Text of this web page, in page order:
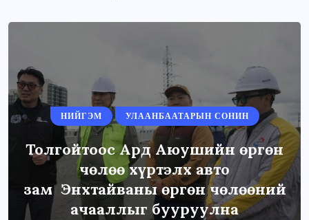
НИЙГЭМ УЛААНБААТАРЫН СОНИН
Толгойтоос Ард Аюушийн өргөн
чөлөө хүртэлх авто
зам Энхтайваны өргөн чөлөөний
ачааллыг бууруулна